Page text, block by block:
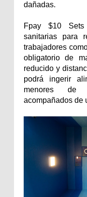
dañadas.
Fpay $10
sanitarias para
trabajadores
obligatorio de
reducido y
podrá ingerir
menores de
acompañados de